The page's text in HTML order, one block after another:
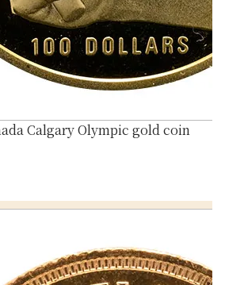
Calgary Olympic gold coin